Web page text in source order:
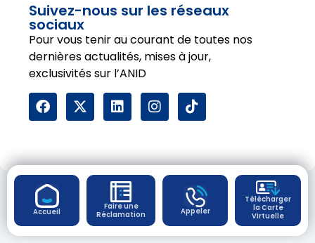
Accueil
Faire une
Réclamation
Appeler
Télécharger
la Carte
Virtuelle
Suivez-nous sur les réseaux
sociaux
Pour vous tenir au courant de toutes nos
dernières actualités, mises à jour,
exclusivités sur l’ANID
Copyright - 2026 Agence Nationale de
l'Identification